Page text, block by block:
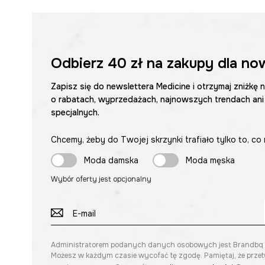
Odbierz 40 złna zakupy dla
Zapisz się do newslettera Medicine i otrzymaj zniżkę
o rabatach, wyprzedażach, najnowszych trendach
specjalnych.
Chcemy, żeby do Twojej skrzynki trafiało tylko to,
Moda damska
Moda męska
Wybór oferty jest opcjonalny
Administratorem podanych danych osobowych jest Brandbq
Możesz w każdym czasie wycofać tę zgodę. Pamiętaj, że